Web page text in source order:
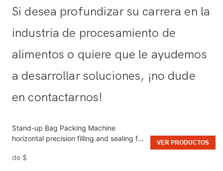
Si desea profundizar su carrera en la
industria de procesamiento de
alimentos o quiere que le ayudemos
a desarrollar soluciones, ¡no dude
en contactarnos!
Stand-up Bag Packing Machine
horizontal precision filling and sealing for
de $
VER PRODUCTOS